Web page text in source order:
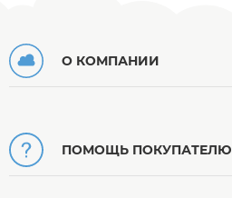
О КОМПАНИИ
ПОМОЩЬ ПОКУПАТЕЛЮ